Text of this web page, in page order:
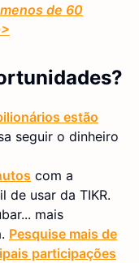
de 60
estão
seguir o dinheiro
com a
de usar da TIKR.
mais
Pesquise mais de
participações